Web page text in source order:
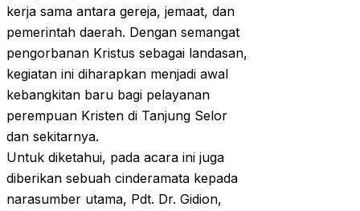
kerja sama antara gereja, jemaat, dan
pemerintah daerah. Dengan semangat
pengorbanan Kristus sebagai landasan,
kegiatan ini diharapkan menjadi awal
kebangkitan baru bagi pelayanan
perempuan Kristen di Tanjung Selor
dan sekitarnya.
Untuk diketahui, pada acara ini juga
diberikan sebuah cinderamata kepada
narasumber utama, Pdt. Dr. Gidion,